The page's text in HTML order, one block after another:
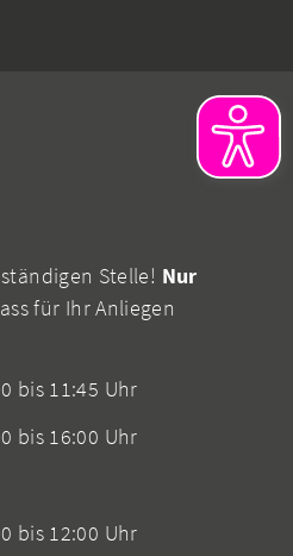
Stelle! Nur
für Ihr Anliegen
bis 11:45 Uhr
bis 16:00 Uhr
bis 12:00 Uhr